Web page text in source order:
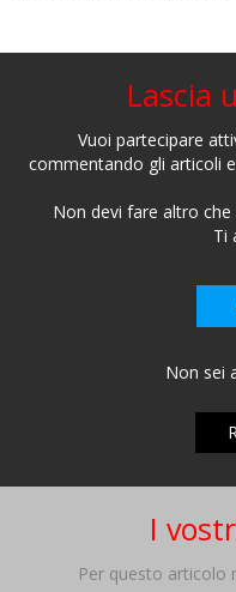
Lascia
Vuoi partecipare
commentando gli articoli
Non devi fare altro
Ti
Non sei
I
Per questo articolo